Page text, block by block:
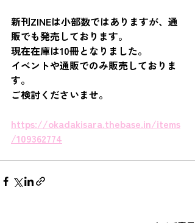
新刊ZINEは小部数ではありますが、通
販でも発売しております。
現在在庫は10冊となりました。
イベントや通販でのみ販売しておりま
す。
ご検討くださいませ。
https://okadakisara.thebase.in/items
/109362774